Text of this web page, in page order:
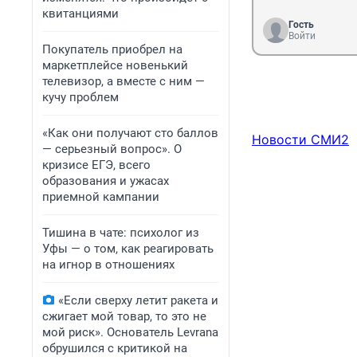
квитанциями
Покупатель приобрел на
маркетплейсе новенький
телевизор, а вместе с ним —
кучу проблем
«Как они получают сто баллов
— серьезный вопрос». О
кризисе ЕГЭ, всего
образования и ужасах
приемной кампании
Тишина в чате: психолог из
Уфы — о том, как реагировать
на игнор в отношениях
«Если сверху летит ракета и
сжигает мой товар, то это не
мой риск». Основатель Levrana
обрушился с критикой на
Гость
Войти
Новости СМИ2